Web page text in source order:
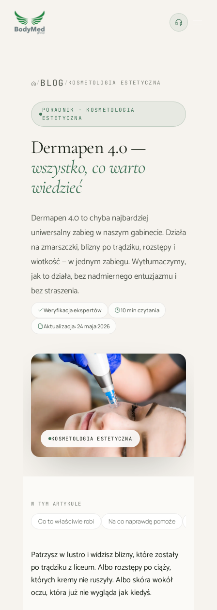
/ BLOG / KOSMETOLOGIA ESTETYCZNA
PORADNIK · KOSMETOLOGIA
ESTETYCZNA
Dermapen 4.0 —
wszystko, co warto
wiedzieć
Dermapen 4.0 to chyba najbardziej
uniwersalny zabieg w naszym gabinecie. Działa
na zmarszczki, blizny po trądziku, rozstępy i
wiotkość — w jednym zabiegu. Wytłumaczymy,
jak to działa, bez nadmiernego entuzjazmu i
bez straszenia.
Weryfikacja ekspertów 10 min czytania
Aktualizacja: 24 maja 2026
KOSMETOLOGIA ESTETYCZNA
W TYM ARTYKULE
Co to właściwie robi Na co naprawdę pomoże
Patrzysz w lustro i widzisz blizny, które zostały
po trądziku z liceum. Albo rozstępy po ciąży,
których kremy nie ruszyły. Albo skóra wokół
oczu, która już nie wygląda jak kiedyś.